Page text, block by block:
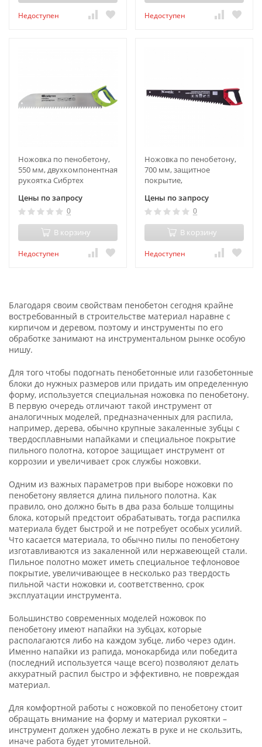
Недоступен Недоступен
Ножовка по пенобетону,
550 мм, двухкомпонентная
рукоятка Сибртех
Цены по запросу
0
В корзину
Недоступен
Ножовка по пенобетону,
700 мм, защитное
покрытие,
на зубья,
двухкомпонентная
рукоятка Matrix
Цены по запросу
0
В корзину
Недоступен
Благодаря своим свойствам пенобетон сегодня крайне
востребованный в строительстве материал наравне с
кирпичом и деревом, поэтому и инструменты по его
обработке занимают на инструментальном рынке особую
нишу.
Для того чтобы подогнать пенобетонные или газобетонные
блоки до нужных размеров или придать им определенную
форму, используется специальная ножовка по пенобетону.
В первую очередь отличают такой инструмент от
аналогичных моделей, предназначенных для распила,
например, дерева, обычно крупные закаленные зубцы с
твердосплавными напайками и специальное покрытие
пильного полотна, которое защищает инструмент от
коррозии и увеличивает срок службы ножовки.
Одним из важных параметров при выборе ножовки по
пенобетону является длина пильного полотна. Как
правило, оно должно быть в два раза больше толщины
блока, который предстоит обрабатывать, тогда распилка
материала будет быстрой и не потребует особых усилий.
Что касается материала, то обычно пилы по пенобетону
изготавливаются из закаленной или нержавеющей стали.
Пильное полотно может иметь специальное тефлоновое
покрытие, увеличивающее в несколько раз твердость
пильной части ножовки и, соответственно, срок
эксплуатации инструмента.
Большинство современных моделей ножовок по
пенобетону имеют напайки на зубцах, которые
располагаются либо на каждом зубце, либо через один.
Именно напайки из рапида, монокарбида или победита
(последний используется чаще всего) позволяют делать
аккуратный распил быстро и эффективно, не повреждая
материал.
Для комфортной работы с ножовкой по пенобетону стоит
обращать внимание на форму и материал рукоятки –
инструмент должен удобно лежать в руке и не скользить,
иначе работа будет утомительной.